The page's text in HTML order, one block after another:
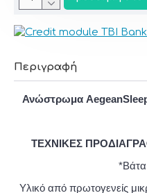
Περιγραφή
Ανώστρωμα
ΤΕΧΝΙΚΕΣ
*Βάτα
Υλικό από πρωτογενείς